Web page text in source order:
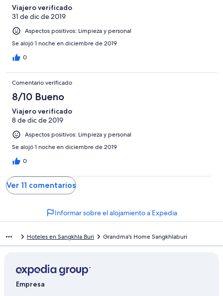
Viajero verificado
31 de dic de 2019
Aspectos positivos: Limpieza y personal
Se alojó 1 noche en diciembre de 2019
0
Comentario verificado
8/10 Bueno
Viajero verificado
8 de dic de 2019
Aspectos positivos: Limpieza y personal
Se alojó 1 noche en diciembre de 2019
0
Ver 11 comentarios
Informar sobre el alojamiento a Expedia
Hoteles en Sangkhla Buri Grandma's Home Sangkhlaburi
Empresa